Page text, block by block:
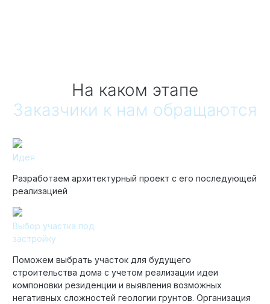
На каком этапе
Заказчики к нам обращаются
Идея
Разработаем архитектурный проект с его последующей
реализацией
Выбор участка под
застройку
Поможем выбрать участок для будущего
строительства дома с учетом реализации идеи
компоновки резиденции и выявления возможных
негативных сложностей геологии грунтов. Организация